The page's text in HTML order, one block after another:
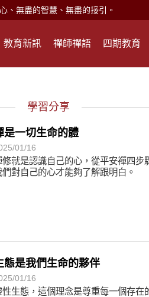
。
在？
，讓生命更寬廣。
沉澱，才能傾聽。
。
，讓生命更寬廣。
業；正面積極樂觀，就是生活禪。
教育新訊 禪師禪語 四期教育
學習分享
是一切生命的體
01/16
修就是認識自己的心，從平安禪四步
們對自己的心才能夠了解跟明白。
態是我們生命的夥伴
01/16
性生態，這個理念是尊重每一個存在